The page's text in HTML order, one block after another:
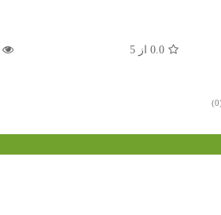
0.0 از5
(0)